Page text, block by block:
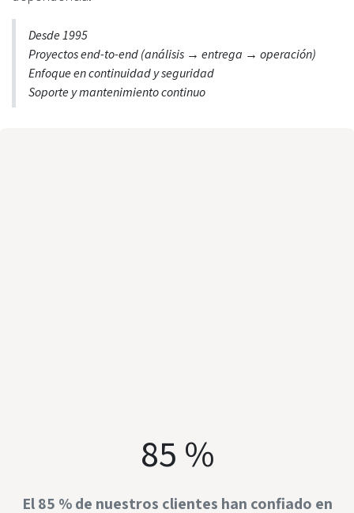
Desde 1995
Proyectos end-to-end (análisis → entrega → operación)
Enfoque en continuidad y seguridad
Soporte y mantenimiento continuo
85 %
El 85 % de nuestros clientes han confiado en